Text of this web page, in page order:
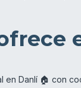
en Danlí 🏠 con